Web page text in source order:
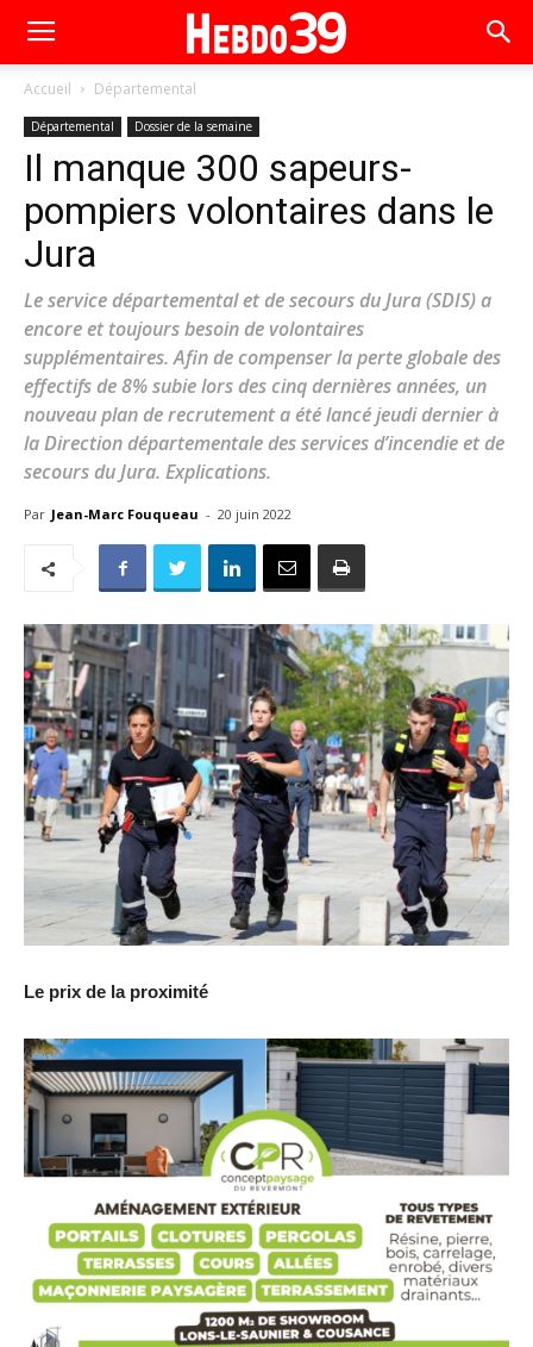
Accueil Départemental
Départemental Dossier de la semaine
Il manque 300 sapeurs-
pompiers volontaires dans le
Jura
Le service départemental et de secours du Jura (SDIS) a
encore et toujours besoin de volontaires
supplémentaires. Afin de compenser la perte globale des
effectifs de 8% subie lors des cinq dernières années, un
nouveau plan de recrutement a été lancé jeudi dernier à
la Direction départementale des services d’incendie et de
secours du Jura. Explications.
Par Jean-Marc Fouqueau - 20 juin 2022
Le prix de la proximité